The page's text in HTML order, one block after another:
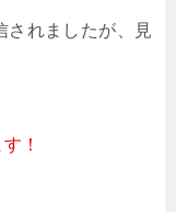
されましたが、見
！